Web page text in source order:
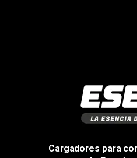
Cargadores para